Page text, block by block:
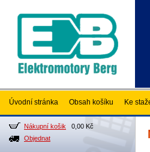
Úvodní stránka Obsah košíku Ke
Nákupní košik 0,00 Kč
Objednat